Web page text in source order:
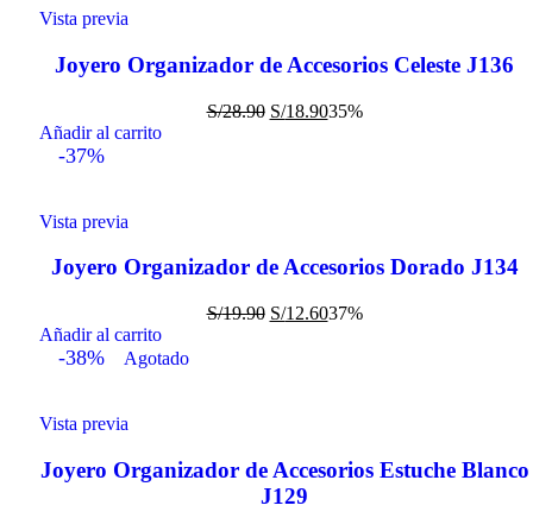
Vista previa
Joyero Organizador de Accesorios Celeste J136
S/28.90 S/18.9035%
Añadir al carrito
-37%
Vista previa
Joyero Organizador de Accesorios Dorado J134
S/19.90 S/12.6037%
Añadir al carrito
-38% Agotado
Vista previa
Joyero Organizador de Accesorios Estuche Blanco
J129